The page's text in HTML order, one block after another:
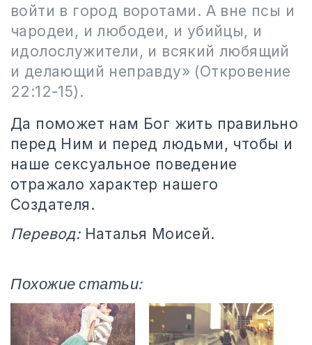
войти в город воротами. А вне псы и
чародеи, и любодеи, и убийцы, и
идолослужители, и всякий любящий
и делающий неправду» (Откровение
22:12-15).
Да поможет нам Бог жить правильно
перед Ним и перед людьми, чтобы и
наше сексуальное поведение
отражало характер нашего
Создателя.
Перевод:Наталья Моисей.
Похожие статьи: